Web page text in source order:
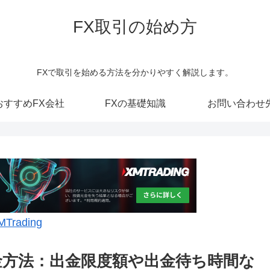
FX取引の始め方
FXで取引を始める方法を分かりやすく解説します。
すすめFX会社 FXの基礎知識 お問い合わせ
法：出金限度額や出金待ち時間な